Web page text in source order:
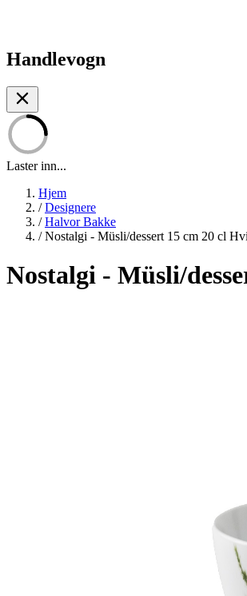
Handlevogn
Laster inn...
Hjem
/ Designere
/ Halvor Bakke
/ Nostalgi - Müsli/dessert 15 cm 20 cl
Nostalgi - Müsli/